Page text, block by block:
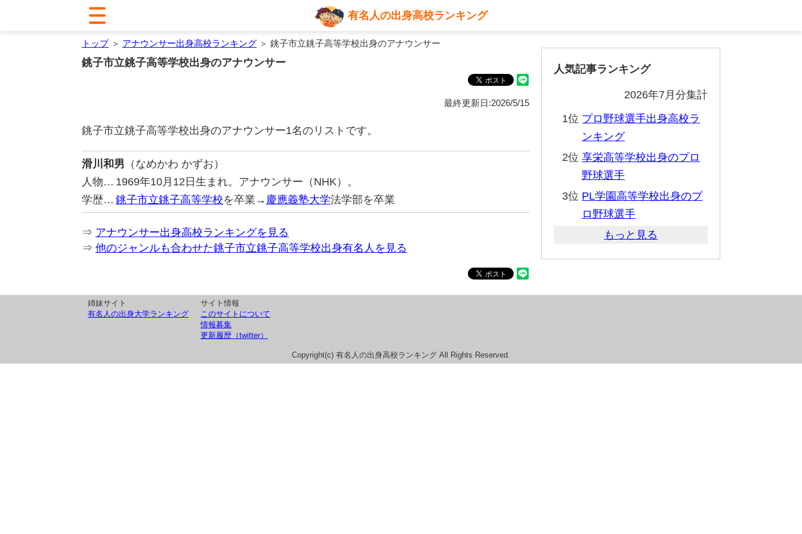
有名人の出身高校ランキング
トップ＞ アナウンサー出身高校ランキング ＞ 銚子市立銚子高等学校出身のアナウンサー
銚子市立銚子高等学校出身のアナウンサー
最終更新日:2026/5/15
銚子市立銚子高等学校出身のアナウンサー1名のリストです。
滑川和男 （なめかわ かずお）
人物… 1969年10月12日生まれ。アナウンサー（NHK）。
学歴… 銚子市立銚子高等学校を卒業→ 慶應義塾大学法学部を卒業
⇒ アナウンサー出身高校ランキングを見る
⇒ 他のジャンルも合わせた銚子市立銚子高等学校出身有名人を見る
人気記事ランキング
2026年7月分集計
1位 プロ野球選手出身高校ラ
ンキング
2位 享栄高等学校出身のプロ
野球選手
3位 PL学園高等学校出身のプ
ロ野球選手
もっと見る
姉妹サイト
有名人の出身大学ランキング
サイト情報
このサイトについて
情報募集
更新履歴（twitter）
Copyright(c) 有名人の出身高校ランキング All Rights Reserved.